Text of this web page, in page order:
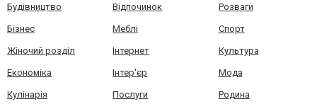
Будівництво Відпочинок Розваги
Бізнес Меблі Спорт
Жіночий розділ Інтернет Культура
Економіка Інтер'єр Мода
Кулінарія Послуги Родина